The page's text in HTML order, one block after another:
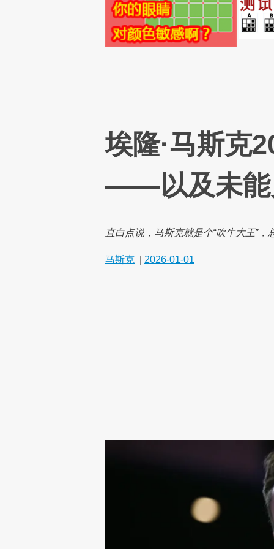
埃隆·马斯克
——以及未能
直白点说，马斯克就是个“吹牛大王”
马斯克 2026-01-01